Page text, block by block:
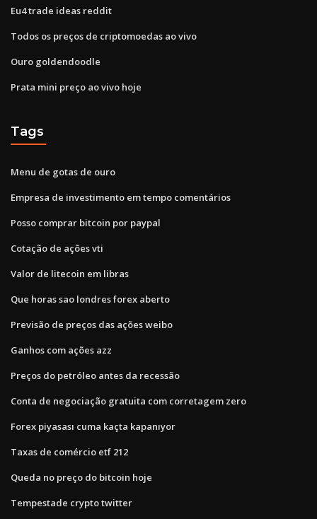
Eu4 trade ideas reddit
Todos os preços de criptomoedas ao vivo
Ouro goldendoodle
Prata mini preço ao vivo hoje
Tags
Menu de gotas de ouro
Empresa de investimento em tempo comentários
Posso comprar bitcoin por paypal
Cotação de ações vti
Valor de litecoin em libras
Que horas sao londres forex aberto
Previsão de preços das ações weibo
Ganhos com ações azz
Preços do petróleo antes da recessão
Conta de negociação gratuita com corretagem zero
Forex piyasası cuma kaçta kapanıyor
Taxas de comércio etf 212
Queda no preço do bitcoin hoje
Tempestade crypto twitter